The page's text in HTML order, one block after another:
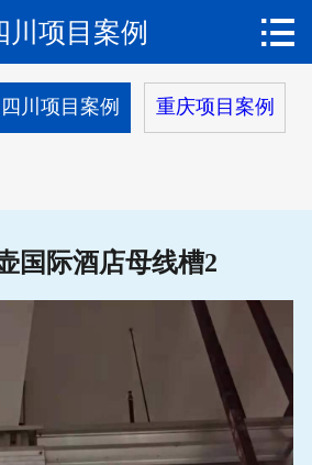

关于我们
产品中心
工程案例
荣誉资质
服务流程
在线留言
川项目案例 
四川项目案例 重庆项目案例
国际酒店母线槽2